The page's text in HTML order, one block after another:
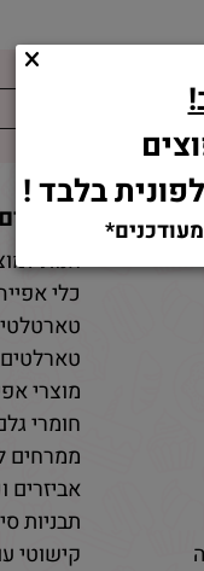
מאמרים
חנות
כלי
מוצרי
חומרי
ממרחים
אביזרים
תבניות
קישוטי
בלבד !